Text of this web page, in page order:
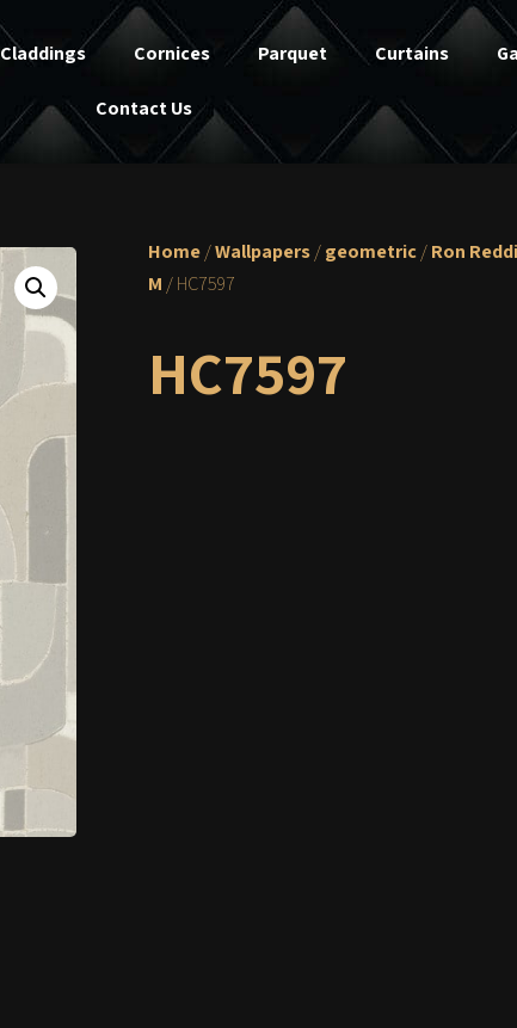
Claddings Cornices Parquet Curtains
Contact Us
Home/Wallpapers/geometric/Ron
M / HC7597
HC7597